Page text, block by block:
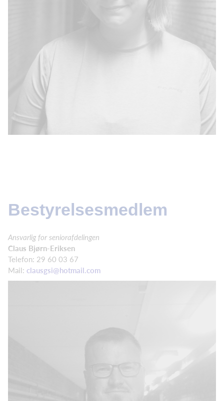
Bestyrelsesmedlem
Ansvarlig for seniorafdelingen
Claus Bjørn-Eriksen
Telefon: 29 60 03 67
Mail: clausgsi@hotmail.com